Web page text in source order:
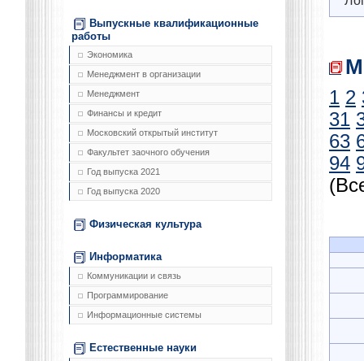
Выпускные квалификационные
работы
Экономика
Менеджмент в организации
Менеджмент
Финансы и кредит
Московский открытый институт
Факультет заочного обучения
Год выпуска 2021
Год выпуска 2020
Физическая культура
Информатика
Коммуникации и связь
Программирование
Информационные системы
Естественные науки
1 2
31
63
94